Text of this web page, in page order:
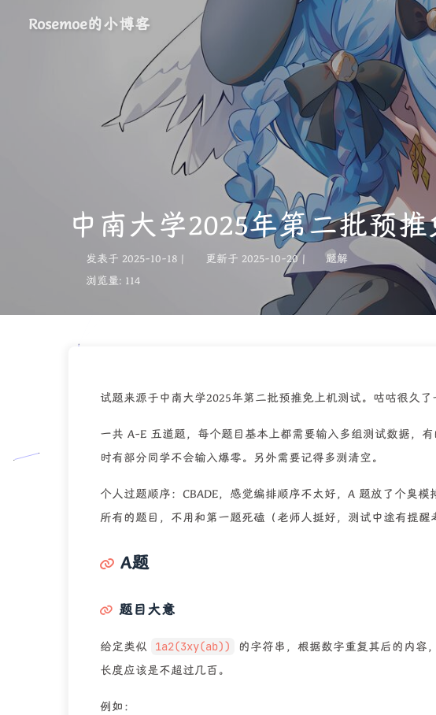
Rosemoe的小博客
中南大学2025年第二批预
发表于 2025-10-18 | 更新于 2025-10-20 |
题解
浏览量: 114
试题来源于中南大学2025年第二批预推免上机测试。咕咕很久
一共 A-E 五道题，每个题目基本上都需要输入多组测试数据，
时有部分同学不会输入爆零。另外需要记得多测清空。
个人过题顺序：CBADE，感觉编排顺序不太好，A 题放了个臭
所有的题目，不用和第一题死磕（老师人挺好，测试中途有提醒
A题
题目大意
给定类似 1a2(3xy(ab))
的字符串，根据数字重复其后的内容
长度应该是不超过几百。
例如：